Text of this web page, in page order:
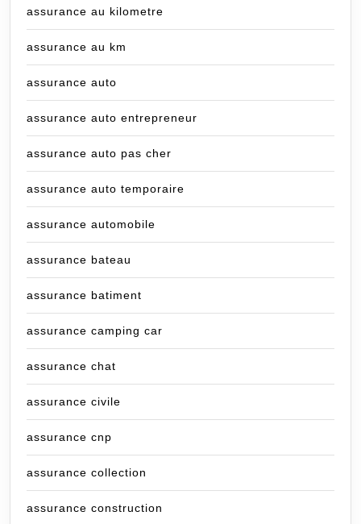
assurance au kilometre
assurance au km
assurance auto
assurance auto entrepreneur
assurance auto pas cher
assurance auto temporaire
assurance automobile
assurance bateau
assurance batiment
assurance camping car
assurance chat
assurance civile
assurance cnp
assurance collection
assurance construction